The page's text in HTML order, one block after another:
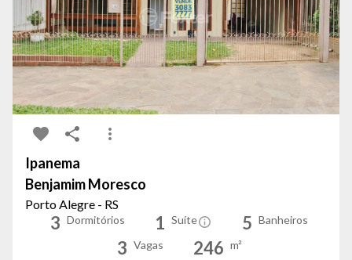
Ipanema
Benjamim Moresco
Porto Alegre - RS
3 Dormitórios 1 Suíte 5 Banheiros
3 Vagas 246 m²